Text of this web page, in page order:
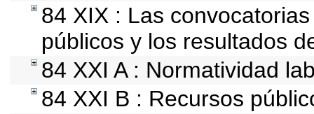
84 XIX : Las
públicos y los resultados
84 XXI A : Normatividad
84 XXI B : Recursos